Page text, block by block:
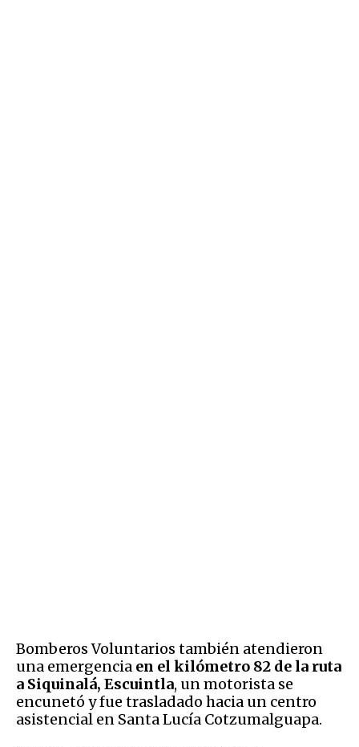
Bomberos Voluntarios también atendieron
una emergencia en el kilómetro 82 de la ruta
a Siquinalá, Escuintla, un motorista se
encunetó y fue trasladado hacia un centro
asistencial en Santa Lucía Cotzumalguapa.